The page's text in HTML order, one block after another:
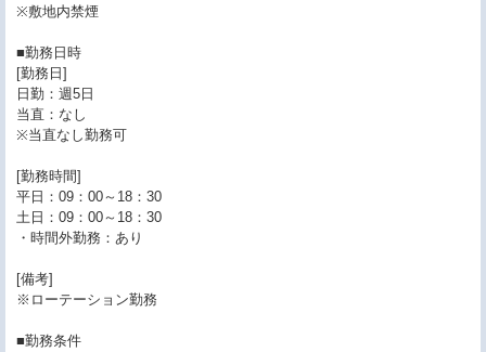
※敷地内禁煙
■勤務日時
[勤務日]
日勤：週5日
当直：なし
※当直なし勤務可
[勤務時間]
平日：09：00～18：30
土日：09：00～18：30
・時間外勤務：あり
[備考]
※ローテーション勤務
■勤務条件